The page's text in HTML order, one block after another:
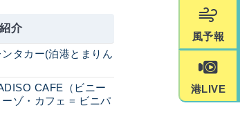
介
タカー(泊港とまりん
CAFE（ビニー
ゾ・カフェ = ビニパ
風予報
港LIVE